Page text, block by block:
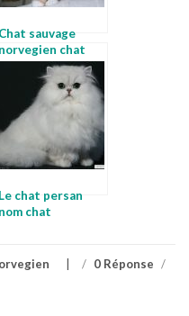
Chat sauvage
norvegien chat
gris
Le chat persan
nom chat
/ 0 Réponse /